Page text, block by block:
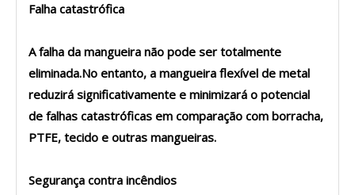
Falha catastrófica
A falha da mangueira não pode ser totalmente
eliminada.No entanto, a mangueira flexível de metal
reduzirá significativamente e minimizará o potencial
de falhas catastróficas em comparação com borracha,
PTFE, tecido e outras mangueiras.
Segurança contra incêndios